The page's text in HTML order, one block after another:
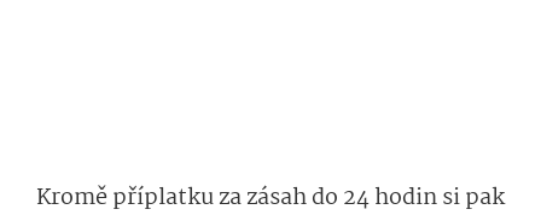
Kromě příplatku za zásah do 24 hodin si pak